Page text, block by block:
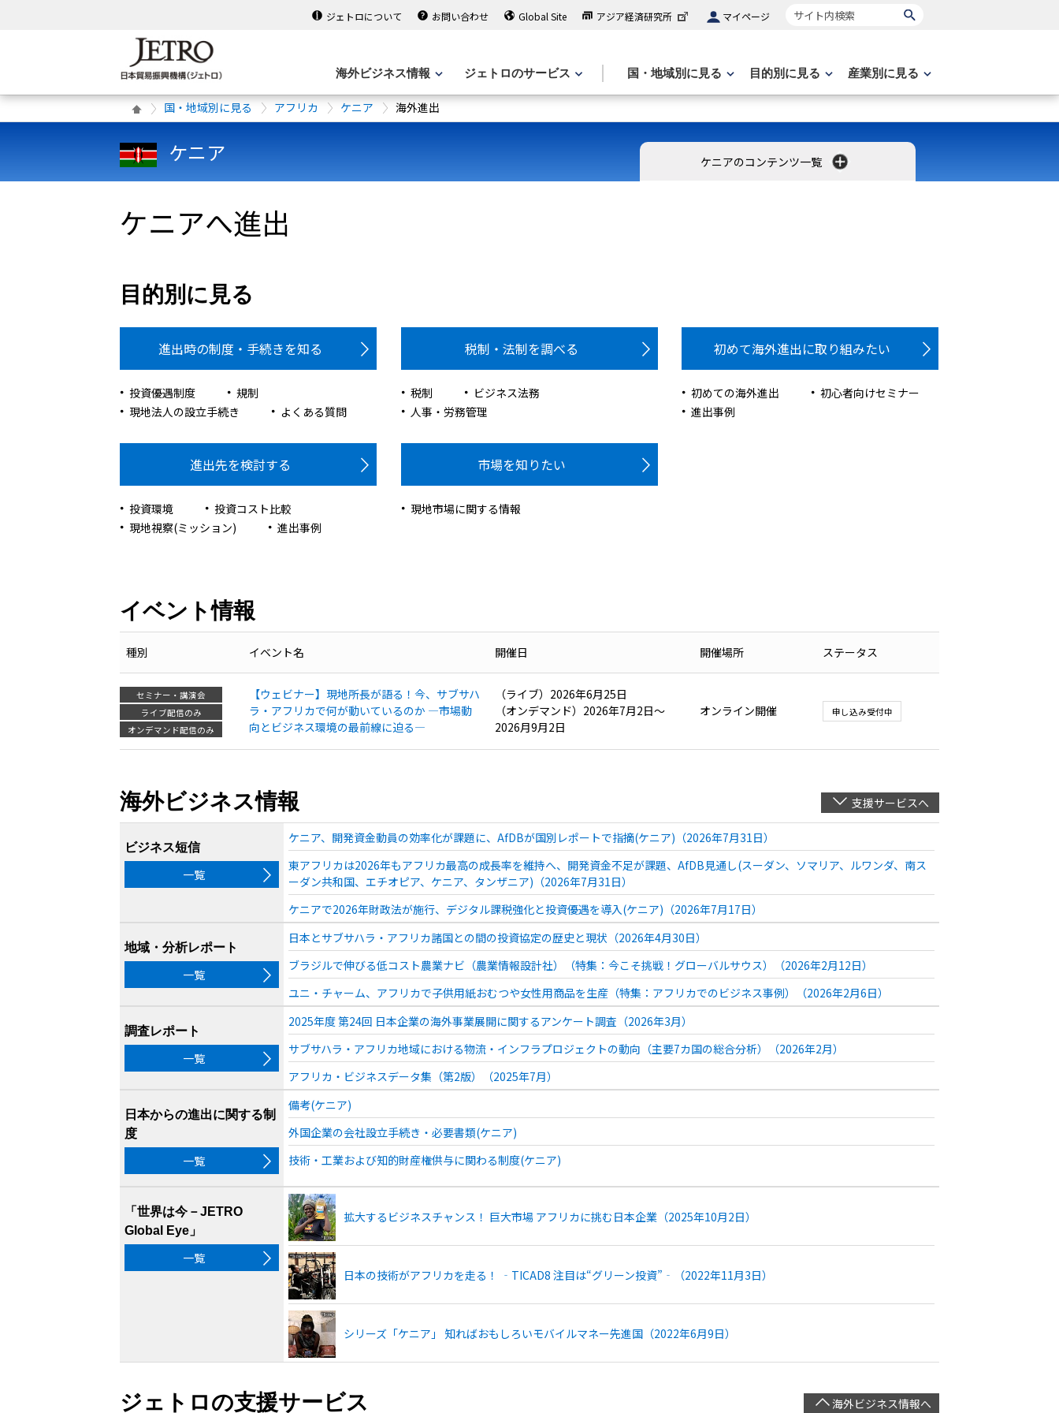
ジェトロについて お問い合わせ Global Site アジア経済研究所 マイページ サイト内検索
海外ビジネス情報 ジェトロのサービス 国・地域別に見る 目的別に見る 産業別に見る
国・地域別に見る アフリカ ケニア 海外進出
ケニア ケニアのコンテンツ一覧
ケニアへ進出
目的別に見る
進出時の制度・手続きを知る
投資優遇制度
規制
現地法人の設立手続き
よくある質問
税制・法制を調べる
税制
ビジネス法務
人事・労務管理
初めて海外進出に取り組みたい
初めての海外進出
初心者向けセミナー
進出事例
進出先を検討する
投資環境
投資コスト比較
現地視察(ミッション)
進出事例
市場を知りたい
現地市場に関する情報
イベント情報
種別 イベント名 開催日 開催場所 ステータス
セミナー・講演会
ライブ配信のみ
オンデマンド配信のみ
【ウェビナー】現地所長が語る！今、サブサハ
ラ・アフリカで何が動いているのか ―市場動
向とビジネス環境の最前線に迫る―
（ライブ）2026年6月25日
（オンデマンド）2026年7月2日～
2026月9月2日
オンライン開催 申し込み受付中
海外ビジネス情報 支援サービスへ
ビジネス短信
一覧
ケニア、開発資金動員の効率化が課題に、AfDBが国別レポートで指摘(ケニア)（2026年7月31日）
東アフリカは2026年もアフリカ最高の成長率を維持へ、開発資金不足が課題、AfDB見通し(スーダン、ソマリア、ルワンダ、南ス
ーダン共和国、エチオピア、ケニア、タンザニア)（2026年7月31日）
ケニアで2026年財政法が施行、デジタル課税強化と投資優遇を導入(ケニア)（2026年7月17日）
地域・分析レポート
一覧
日本とサブサハラ・アフリカ諸国との間の投資協定の歴史と現状（2026年4月30日）
ブラジルで伸びる低コスト農業ナビ（農業情報設計社）（特集：今こそ挑戦！グローバルサウス）（2026年2月12日）
ユニ・チャーム、アフリカで子供用紙おむつや女性用商品を生産（特集：アフリカでのビジネス事例）（2026年2月6日）
調査レポート
一覧
2025年度 第24回 日本企業の海外事業展開に関するアンケート調査（2026年3月）
サブサハラ・アフリカ地域における物流・インフラプロジェクトの動向（主要7カ国の総合分析）（2026年2月）
アフリカ・ビジネスデータ集（第2版）（2025年7月）
日本からの進出に関する制
度
一覧
備考(ケニア)
外国企業の会社設立手続き・必要書類(ケニア)
技術・工業および知的財産権供与に関わる制度(ケニア)
「世界は今－JETRO
Global Eye」
一覧
拡大するビジネスチャンス！ 巨大市場 アフリカに挑む日本企業（2025年10月2日）
日本の技術がアフリカを走る！ ‐TICAD8 注目は“グリーン投資”‐（2022年11月3日）
シリーズ「ケニア」 知ればおもしろいモバイルマネー先進国（2022年6月9日）
ジェトロの支援サービス 海外ビジネス情報へ